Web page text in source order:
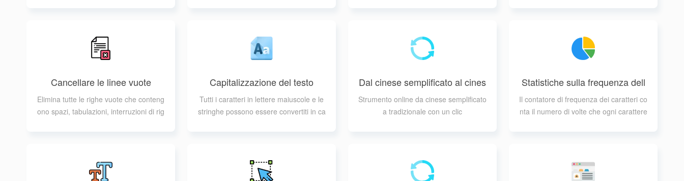
Cancellare le linee vuote
Elimina tutte le righe vuote che conteng
ono spazi, tabulazioni, interruzioni di rig
Capitalizzazione del testo
Tutti i caratteri in lettere maiuscole e le
stringhe possono essere convertiti in ca
Dal cinese semplificato al cines
e tradizionale
Strumento online da cinese semplificato
a tradizionale con un clic
Statistiche sulla frequenza dell
e parole
Il contatore di frequenza dei caratteri co
nta il numero di volte che ogni carattere